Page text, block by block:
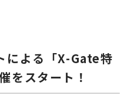
による「X-Gate特
をスタート！